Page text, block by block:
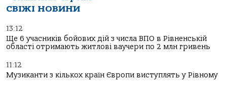
СВІЖІ НОВИНИ
13:12
Ще 6 учасників бойових дій з числа ВПО в Рівненській
області отримають житлові ваучери по 2 млн гривень
11:12
Музиканти з кількох країн Європи виступлять у Рівному